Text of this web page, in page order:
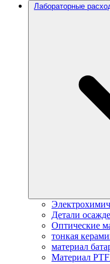
Лабораторные
Детали
Оптические
тонкая
материал
Материал